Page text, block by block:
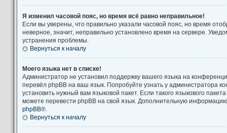
Я изменил часовой пояс, но время всё равно неправильное!
Если вы уверены, что правильно указали часовой пояс, но время
неверное, значит, неправильно установлено время на сервере.
устранения проблемы.
Вернуться к началу
Моего языка нет в списке!
Администратор не установил поддержку вашего языка на
перевёл phpBB на ваш язык. Попробуйте узнать у администратора
установить нужный вам языковой пакет. Если такого языкового
можете перевести phpBB на свой язык. Дополнительную
phpBB®.
Вернуться к началу